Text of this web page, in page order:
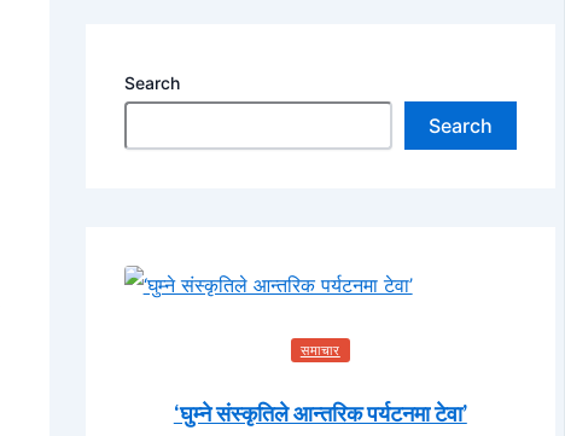
Search
Search
समाचार
‘घुम्ने संस्कृतिले आन्तरिक पर्यटनमा टेवा’